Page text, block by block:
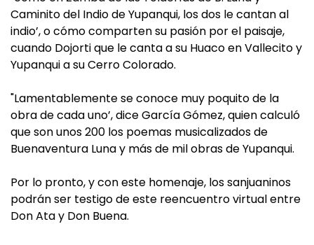
Caminito del Indio de Yupanqui, los dos le cantan al
indio’, o cómo comparten su pasión por el paisaje,
cuando Dojorti que le canta a su Huaco en Vallecito y
Yupanqui a su Cerro Colorado.
"Lamentablemente se conoce muy poquito de la
obra de cada uno’, dice García Gómez, quien calculó
que son unos 200 los poemas musicalizados de
Buenaventura Luna y más de mil obras de Yupanqui.
Por lo pronto, y con este homenaje, los sanjuaninos
podrán ser testigo de este reencuentro virtual entre
Don Ata y Don Buena.